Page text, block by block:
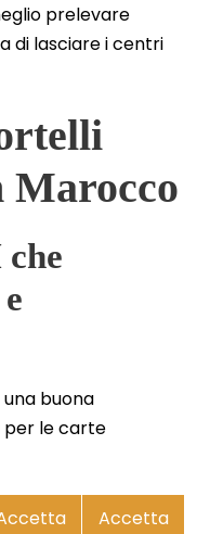
prelevare
di lasciare i centri
Marocco
buona
per le carte
Accetta